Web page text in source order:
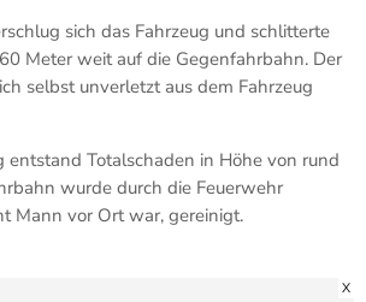
sich das Fahrzeug und schlitterte
Meter weit auf die Gegenfahrbahn. Der
selbst unverletzt aus dem Fahrzeug
entstand Totalschaden in Höhe von rund
wurde durch die Feuerwehr
Mann vor Ort war, gereinigt.
X